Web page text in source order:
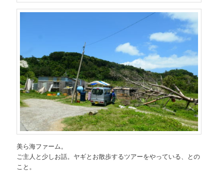
美ら海ファーム。
ご主人と少しお話。ヤギとお散歩するツアーをやっている、との
こと。